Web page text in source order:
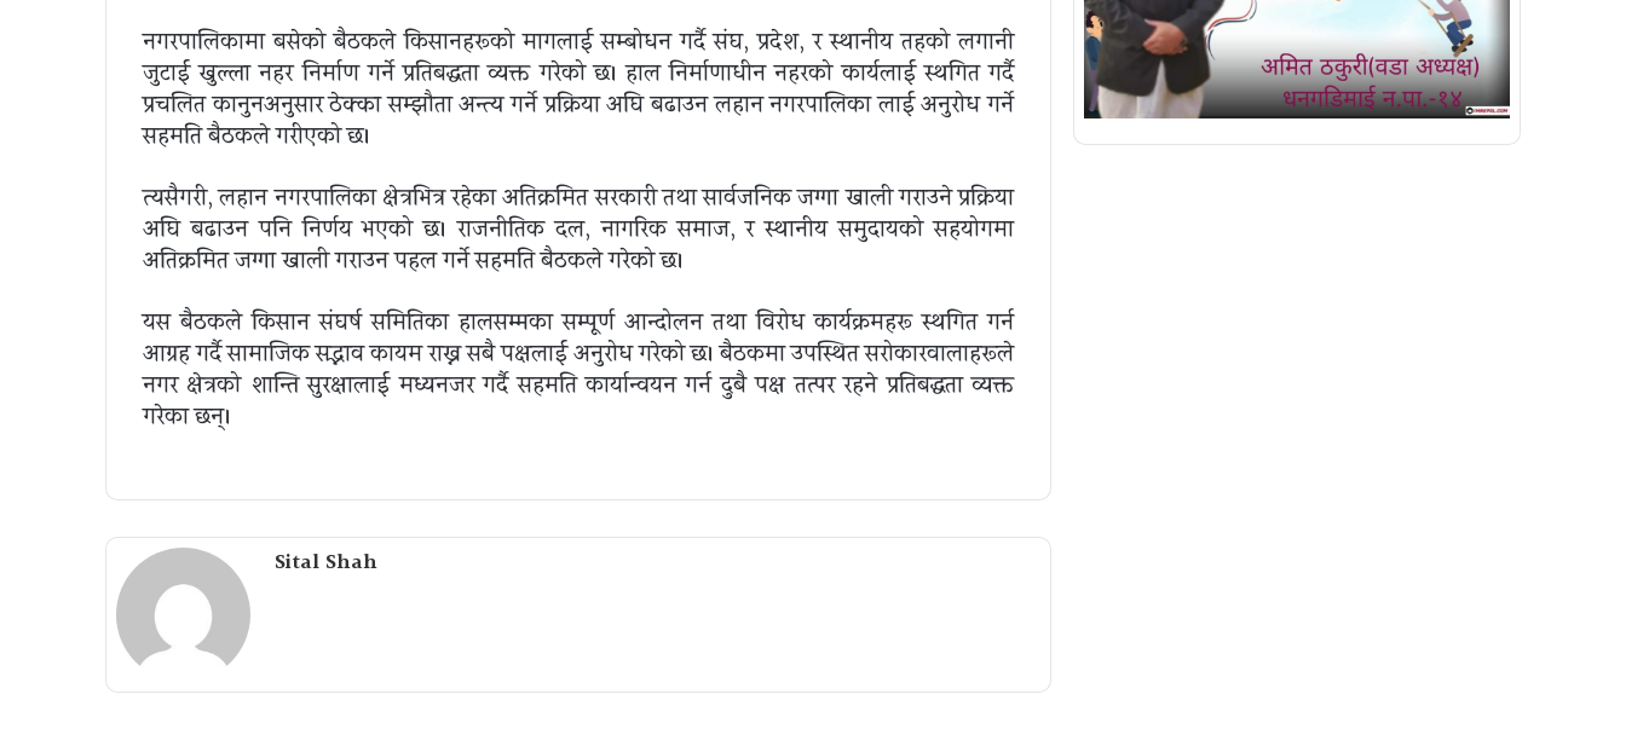
नगरपालिकामा बसेको बैठकले किसानहरूको मागलाई सम्बोधन गर्दै संघ, प्रदेश, र स्थानीय तहको लगानी
जुटाई खुल्ला नहर निर्माण गर्ने प्रतिबद्धता व्यक्त गरेको छ। हाल निर्माणाधीन नहरको कार्यलाई स्थगित गर्दै
प्रचलित कानुनअनुसार ठेक्का सम्झौता अन्त्य गर्ने प्रक्रिया अघि बढाउन लहान नगरपालिका लाई अनुरोध गर्ने
सहमति बैठकले गरीएको छ।
त्यसैगरी, लहान नगरपालिका क्षेत्रभित्र रहेका अतिक्रमित सरकारी तथा सार्वजनिक जग्गा खाली गराउने प्रक्रिया
अघि बढाउन पनि निर्णय भएको छ। राजनीतिक दल, नागरिक समाज, र स्थानीय समुदायको सहयोगमा
अतिक्रमित जग्गा खाली गराउन पहल गर्ने सहमति बैठकले गरेको छ।
यस बैठकले किसान संघर्ष समितिका हालसम्मका सम्पूर्ण आन्दोलन तथा विरोध कार्यक्रमहरू स्थगित गर्न
आग्रह गर्दै सामाजिक सद्भाव कायम राख्न सबै पक्षलाई अनुरोध गरेको छ। बैठकमा उपस्थित सरोकारवालाहरूले
नगर क्षेत्रको शान्ति सुरक्षालाई मध्यनजर गर्दै सहमति कार्यान्वयन गर्न दुबै पक्ष तत्पर रहने प्रतिबद्धता व्यक्त
गरेका छन्।
Sital Shah